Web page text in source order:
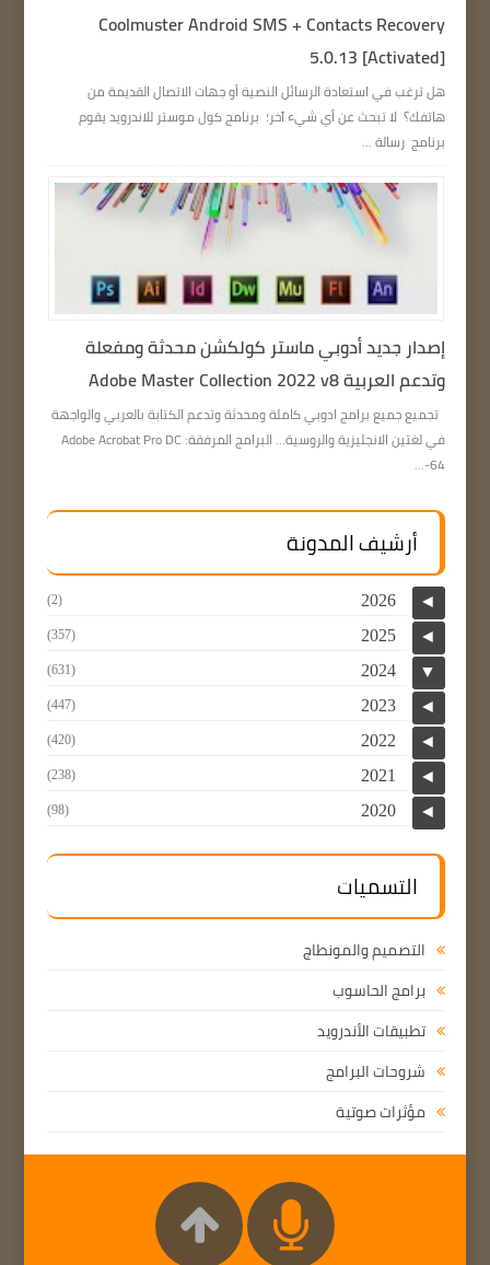
Coolmuster Android SMS + Contacts Recovery
5.0.13 [Activated]
هل ترغب في استعادة الرسائل النصية أو جهات الاتصال القديمة من
هاتفك؟ لا تبحث عن أي شيء آخر؛ برنامج كول موستر للاندرويد يقوم
برنامج رسالة ...
إصدار جديد أدوبي ماستر كولكشن محدثة ومفعلة
وتدعم العربية Adobe Master Collection 2022 v8
تجميع جميع برامج ادوبي كاملة ومحدثة وتدعم الكتابة بالعربي والواجهة
في لغتين الانجليزية والروسية… البرامج المرفقة: Adobe Acrobat Pro DC
64-...
أرشيف المدونة
◄
2026
(2)
◄
2025
(357)
▼
2024
(631)
◄
2023
(447)
◄
2022
(420)
◄
2021
(238)
◄
2020
(98)
التسميات
التصميم والمونطاج
برامج الحاسوب
تطبيقات الأندرويد
شروحات البرامج
مؤثرات صوتية